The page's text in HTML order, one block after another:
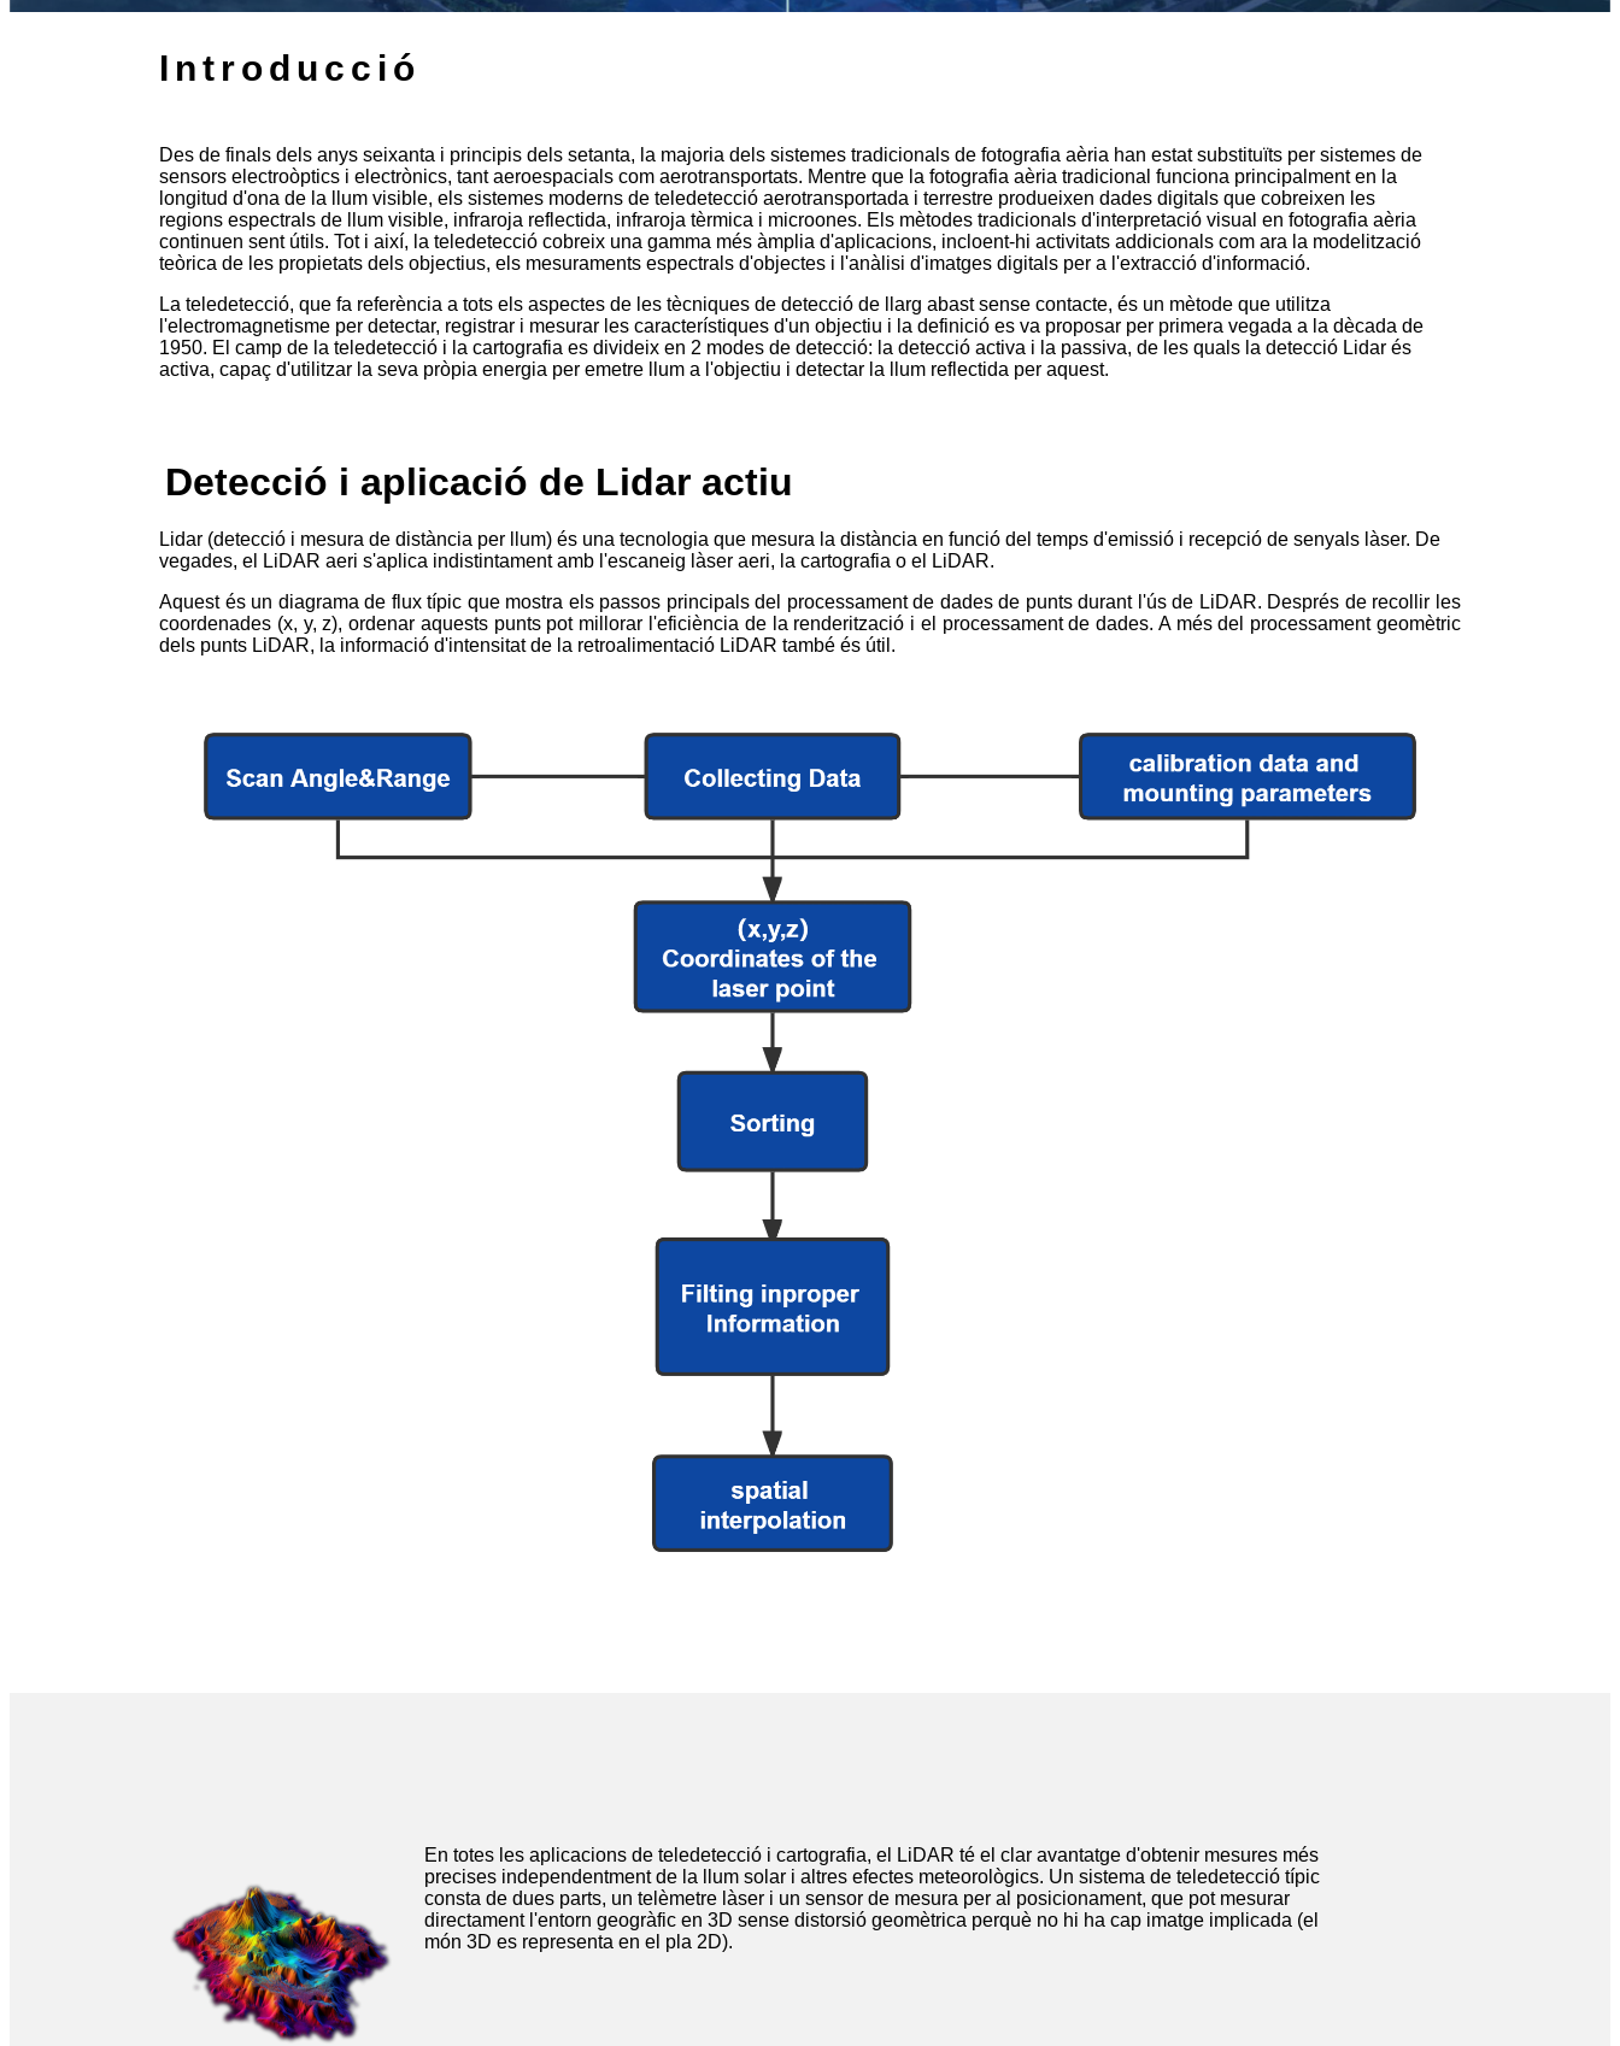
Introducció
Des de finals dels anys seixanta i principis dels setanta, la majoria dels sistemes tradicionals de fotografia aèria han estat substituïts per sistemes de
sensors electroòptics i electrònics, tant aeroespacials com aerotransportats. Mentre que la fotografia aèria tradicional funciona principalment en la
longitud d'ona de la llum visible, els sistemes moderns de teledetecció aerotransportada i terrestre produeixen dades digitals que cobreixen les
regions espectrals de llum visible, infraroja reflectida, infraroja tèrmica i microones. Els mètodes tradicionals d'interpretació visual en fotografia aèria
continuen sent útils. Tot i així, la teledetecció cobreix una gamma més àmplia d'aplicacions, incloent-hi activitats addicionals com ara la modelització
teòrica de les propietats dels objectius, els mesuraments espectrals d'objectes i l'anàlisi d'imatges digitals per a l'extracció d'informació.
La teledetecció, que fa referència a tots els aspectes de les tècniques de detecció de llarg abast sense contacte, és un mètode que utilitza
l'electromagnetisme per detectar, registrar i mesurar les característiques d'un objectiu i la definició es va proposar per primera vegada a la dècada de
1950. El camp de la teledetecció i la cartografia es divideix en 2 modes de detecció: la detecció activa i la passiva, de les quals la detecció Lidar és
activa, capaç d'utilitzar la seva pròpia energia per emetre llum a l'objectiu i detectar la llum reflectida per aquest.
Detecció i aplicació de Lidar actiu
Lidar (detecció i mesura de distància per llum) és una tecnologia que mesura la distància en funció del temps d'emissió i recepció de senyals làser. De
vegades, el LiDAR aeri s'aplica indistintament amb l'escaneig làser aeri, la cartografia o el LiDAR.
Aquest és un diagrama de flux típic que mostra els passos principals del processament de dades de punts durant l'ús de LiDAR. Després de recollir les
coordenades (x, y, z), ordenar aquests punts pot millorar l'eficiència de la renderització i el processament de dades. A més del processament geomètric
dels punts LiDAR, la informació d'intensitat de la retroalimentació LiDAR també és útil.
En totes les aplicacions de teledetecció i cartografia, el LiDAR té el clar avantatge d'obtenir mesures més
precises independentment de la llum solar i altres efectes meteorològics. Un sistema de teledetecció típic
consta de dues parts, un telèmetre làser i un sensor de mesura per al posicionament, que pot mesurar
directament l'entorn geogràfic en 3D sense distorsió geomètrica perquè no hi ha cap imatge implicada (el
món 3D es representa en el pla 2D).